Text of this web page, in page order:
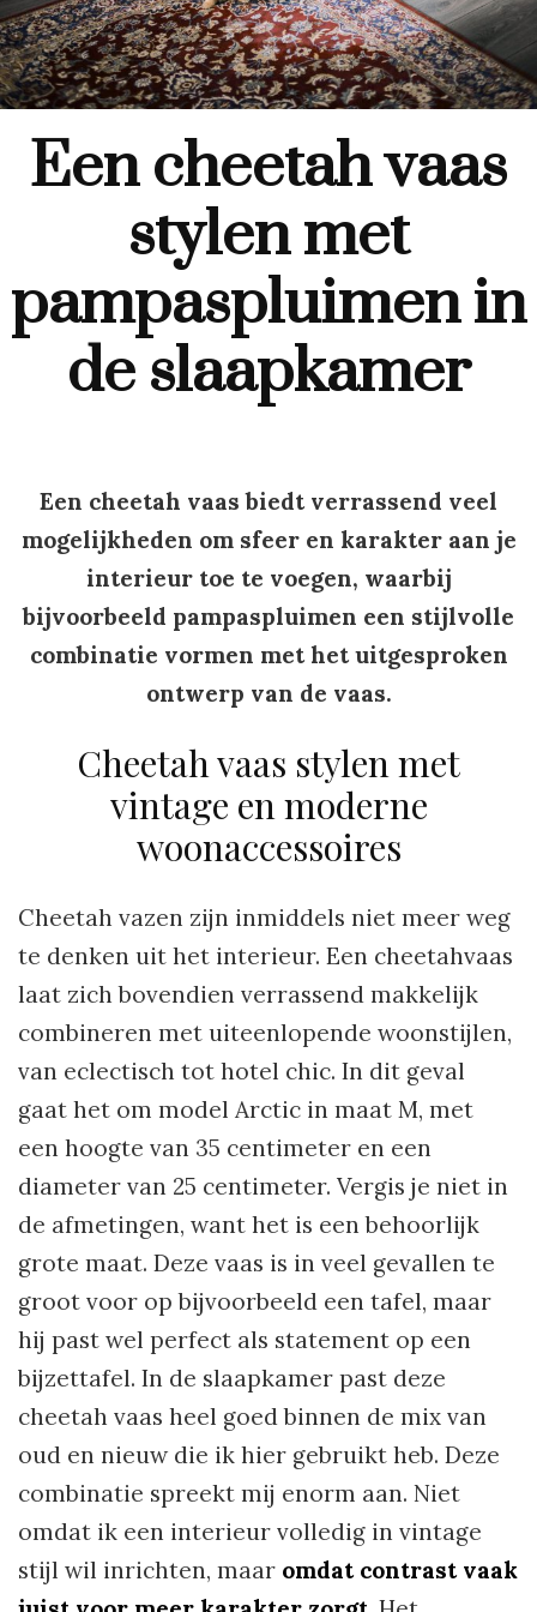
Een cheetah vaas
stylen met
pampaspluimen in
de slaapkamer
Een cheetah vaas biedt verrassend veel
mogelijkheden om sfeer en karakter aan je
interieur toe te voegen, waarbij
bijvoorbeeld pampaspluimen een stijlvolle
combinatie vormen met het uitgesproken
ontwerp van de vaas.
Cheetah vaas stylen met
vintage en moderne
woonaccessoires
Cheetah vazen zijn inmiddels niet meer weg
te denken uit het interieur. Een cheetahvaas
laat zich bovendien verrassend makkelijk
combineren met uiteenlopende woonstijlen,
van eclectisch tot hotel chic. In dit geval
gaat het om model Arctic in maat M, met
een hoogte van 35 centimeter en een
diameter van 25 centimeter. Vergis je niet in
de afmetingen, want het is een behoorlijk
grote maat. Deze vaas is in veel gevallen te
groot voor op bijvoorbeeld een tafel, maar
hij past wel perfect als statement op een
bijzettafel. In de slaapkamer past deze
cheetah vaas heel goed binnen de mix van
oud en nieuw die ik hier gebruikt heb. Deze
combinatie spreekt mij enorm aan. Niet
omdat ik een interieur volledig in vintage
stijl wil inrichten, maar omdat contrast vaak